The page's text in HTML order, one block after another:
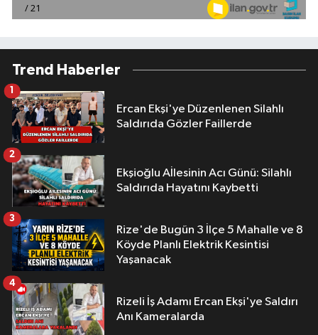
Trend Haberler
Ercan Ekşi'ye Düzenlenen Silahlı
Saldırıda Gözler Faillerde
1
Ekşioğlu Aİlesinin Acı Günü: Silahlı
Saldırıda Hayatını Kaybetti
2
Rize'de Bugün 3 İlçe 5 Mahalle ve 8
Köyde Planlı Elektrik Kesintisi
Yaşanacak
3
Rizeli İş Adamı Ercan Ekşi'ye Saldırı
Anı Kameralarda
4